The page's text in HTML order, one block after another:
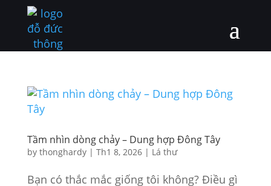
Tầm nhìn dòng chảy – Dung hợp Đông Tây
by thonghardy| Th1 8, 2026| Lá thư
Bạn có thắc mắc giống tôi không? Điều gì